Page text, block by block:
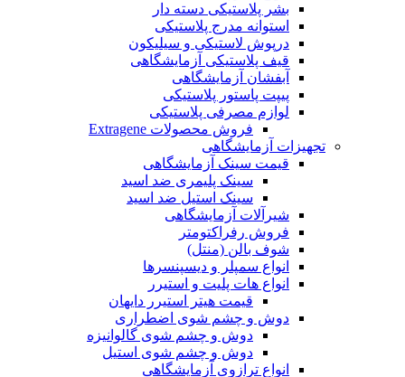
بشر پلاستیکی دسته دار
استوانه مدرج پلاستیکی
درپوش لاستیکی و سیلیکون
قیف پلاستیکی آزمایشگاهی
آبفشان آزمایشگاهی
پیپت پاستور پلاستیکی
لوازم مصرفی پلاستیکی
فروش محصولات Extragene
تجهیزات آزمایشگاهی
قیمت سینک آزمایشگاهی
سینک پلیمری ضد اسید
سینک استیل ضد اسید
شیرآلات آزمایشگاهی
فروش رفراکتومتر
شوف بالن (منتل)
انواع سمپلر و دیسپنسرها
انواع هات پلیت و استیرر
قیمت هیتر استیرر دایهان
دوش و چشم شوی اضطراری
دوش و چشم شوی گالوانیزه
دوش و چشم شوی استیل
انواع ترازوی آزمایشگاهی